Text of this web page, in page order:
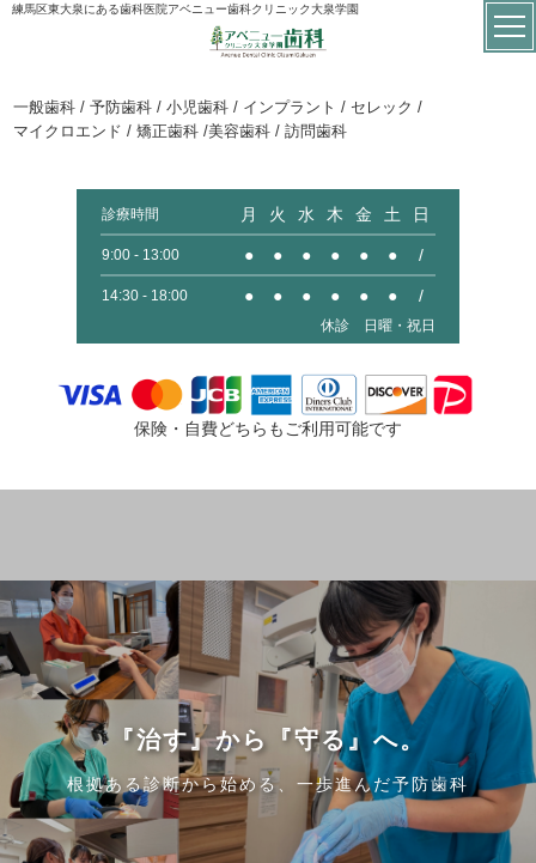
練馬区東大泉にある歯科医院アベニュー歯科クリニック大泉学園
一般歯科 / 予防歯科 / 小児歯科 / インプラント / セレック /
マイクロエンド / 矯正歯科 /美容歯科 / 訪問歯科
診療時間 月 火 水 木 金 土 日
9:00 - 13:00 ● ● ● ● ● ● /
14:30 - 18:00 ● ● ● ● ● ● /
休診 日曜・祝日
保険・自費どちらもご利用可能です
『治す』から『守る』へ。
根拠ある診断から始める、一歩進んだ予防歯科
『治す』から『守る』へ。
根拠ある診断から始める、一歩進んだ予防歯科
『治す』から『守る』へ。
根拠ある診断から始める、一歩進んだ予防歯科
『治す』から『守る』へ。
根拠ある診断から始める、一歩進んだ予防歯科